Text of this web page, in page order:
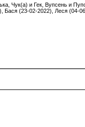
Чук(а) и Гек, Вупсень и
(23-02-2022), Леся (04-